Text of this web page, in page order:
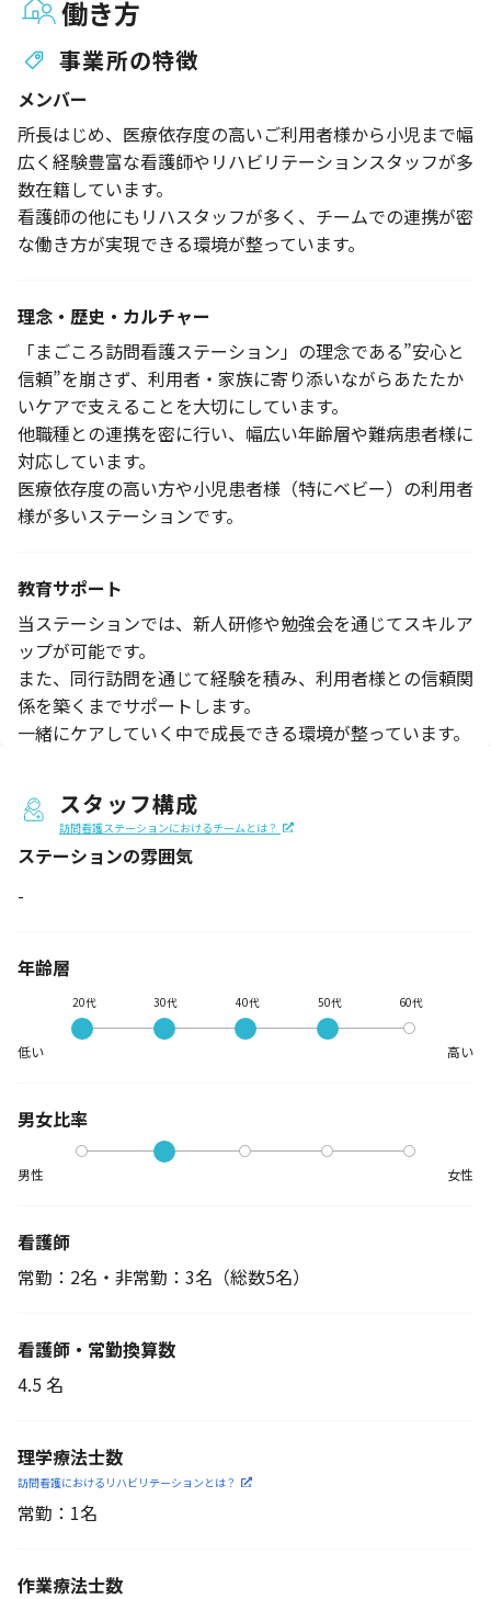
働き方
事業所の特徴
メンバー
所長はじめ、医療依存度の高いご利用者様から小児まで幅
広く経験豊富な看護師やリハビリテーションスタッフが多
数在籍しています。
看護師の他にもリハスタッフが多く、チームでの連携が密
な働き方が実現できる環境が整っています。
理念・歴史・カルチャー
「まごころ訪問看護ステーション」の理念である”安心と
信頼”を崩さず、利用者・家族に寄り添いながらあたたか
いケアで支えることを大切にしています。
他職種との連携を密に行い、幅広い年齢層や難病患者様に
対応しています。
医療依存度の高い方や小児患者様（特にベビー）の利用者
様が多いステーションです。
教育サポート
当ステーションでは、新人研修や勉強会を通じてスキルア
ップが可能です。
また、同行訪問を通じて経験を積み、利用者様との信頼関
係を築くまでサポートします。
一緒にケアしていく中で成長できる環境が整っています。
スタッフ構成
訪問看護ステーションにおけるチームとは？
ステーションの雰囲気
-
年齢層
低い
20代 30代 40代 50代 60代
高い
男女比率
男性 女性
看護師
常勤：2名・非常勤：3名 （総数5名）
看護師・常勤換算数
4.5 名
理学療法士数
訪問看護におけるリハビリ テーションとは？
常勤：1名
作業療法士数